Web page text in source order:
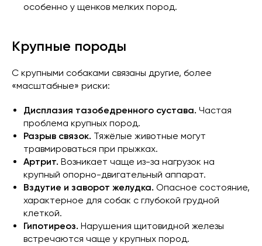
особенно у щенков мелких пород.
Крупные породы
С крупными собаками связаны другие, более
«масштабные» риски:
Дисплазия тазобедренного сустава. Частая
проблема крупных пород.
Разрыв связок. Тяжёлые животные могут
травмироваться при прыжках.
Артрит. Возникает чаще из-за нагрузок на
крупный опорно-двигательный аппарат.
Вздутие и заворот желудка. Опасное состояние,
характерное для собак с глубокой грудной
клеткой.
Гипотиреоз. Нарушения щитовидной железы
встречаются чаще у крупных пород.